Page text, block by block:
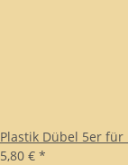
Plastik Dübel 5er für
5,80 € *